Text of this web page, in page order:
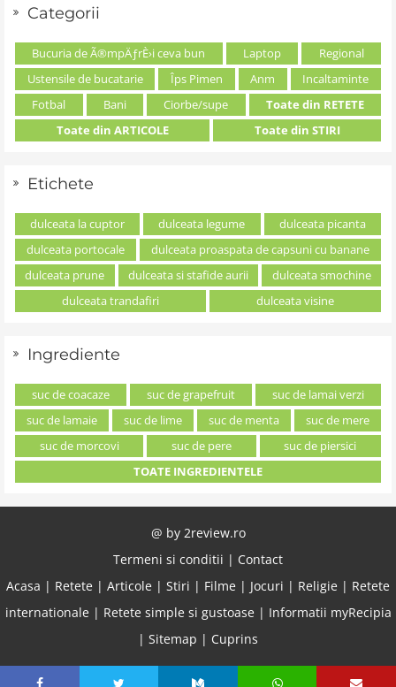
Categorii
Bucuria de Ã®mpÄƒrÈ›i ceva bun Laptop
Regional
Ustensile de bucatarie
Îps Pimen Anm
Incaltaminte
Fotbal
Bani Ciorbe/supe
Toate din RETETE
Toate din ARTICOLE
Toate din STIRI
Etichete
dulceata la cuptor dulceata legume
dulceata picanta
dulceata portocale
dulceata proaspata de capsuni cu banane
dulceata prune
dulceata si stafide aurii
dulceata smochine
dulceata trandafiri
dulceata visine
Ingrediente
suc de coacaze suc de grapefruit
suc de lamai verzi
suc de lamaie
suc de lime suc de menta
suc de mere
suc de morcovi
suc de pere
suc de piersici
TOATE INGREDIENTELE
@ by 2review.ro
Termeni si conditii | Contact
Acasa | Retete | Articole | Stiri | Filme | Jocuri | Religie | Retete
internationale| Retete simple si gustoase| Informatii myRecipia
| Sitemap | Cuprins